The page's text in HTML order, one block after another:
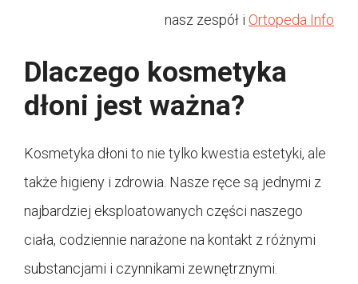
nasz zespół i Ortopeda Info
Dlaczego kosmetyka
dłoni jest ważna?
Kosmetyka dłoni to nie tylko kwestia estetyki, ale
także higieny i zdrowia. Nasze ręce są jednymi z
najbardziej eksploatowanych części naszego
ciała, codziennie narażone na kontakt z różnymi
substancjami i czynnikami zewnętrznymi.